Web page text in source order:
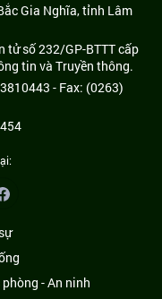
Gia Nghĩa, tỉnh Lâm
tử số 232/GP-BTTT cấp
tin và Truyền thông.
- Fax: (0263)
- An ninh